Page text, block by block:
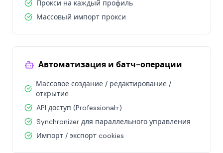
Прокси на каждый профиль
Массовый импорт прокси
Автоматизация и батч-операции
Массовое создание / редактирование /
открытие
API доступ (Professional+)
Synchronizer для параллельного управления
Импорт / экспорт cookies